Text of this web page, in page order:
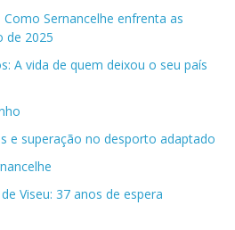
Sernancelhe enfrenta as
de 2025
A vida de quem deixou o seu país
e superação no desporto adaptado
Viseu: 37 anos de espera